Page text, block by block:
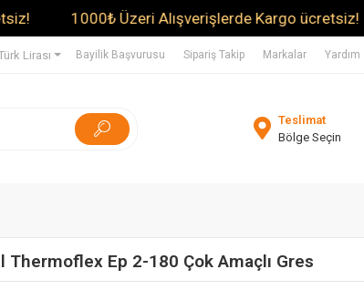
1000₺ Üzeri Alışverişlerde Kargo ücretsiz!
Lirası Bayilik Başvurusu Sipariş Takip Markalar Yardım
Teslimat
Bölge Seçin
Thermoflex Ер 2-180 Çok Amaçlı Gres